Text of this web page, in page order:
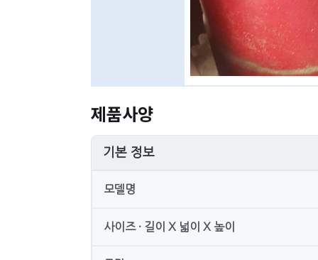
제품사양
기본 정보
모델명
사이즈 · 길이 X 넓이 X 높이